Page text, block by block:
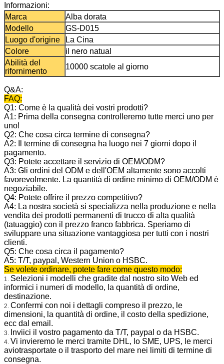
Informazioni:
Marca
Alba dorata
Modello
GS-D015
Luogo d'origine
La Cina
Colore
il nero natual
Abilità del
rifornimento
10000 scatole al giorno
Q&A:
FAQ:
Q1: Come è la qualità dei vostri prodotti?
A1: Prima della consegna controlleremo tutte merci uno per
uno!
Q2: Che cosa circa termine di consegna?
A2: Il termine di consegna ha luogo nei 7 giorni dopo il
pagamento.
Q3: Potete accettare il servizio di OEM/ODM?
A3: Gli ordini del ODM e dell'OEM altamente sono accolti
favorevolmente. La quantità di ordine minimo di OEM/ODM è
negoziabile.
Q4: Potete offrire il prezzo competitivo?
A4: La nostra società si specializza nella produzione e nella
vendita dei prodotti permanenti di trucco di alta qualità
(tatuaggio) con il prezzo franco fabbrica. Speriamo di
sviluppare una situazione vantaggiosa per tutti con i nostri
clienti.
Q5: Che cosa circa il pagamento?
A5: T/T, paypal, Western Union o HSBC.
Se volete ordinare, potete fare come questo modo:
1. Selezioni i modelli che gradite dal nostro sito Web ed
informici i numeri di modello, la quantità di ordine,
destinazione.
2. Confermi con noi i dettagli compreso il prezzo, le
dimensioni, la quantità di ordine, il costo della spedizione,
ecc dal email.
3. Inviici il vostro pagamento da T/T, paypal o da HSBC.
4. Vi invieremo le merci tramite DHL, lo SME, UPS, le merci
aviotrasportate o il trasporto del mare nei limiti di termine di
consegna.